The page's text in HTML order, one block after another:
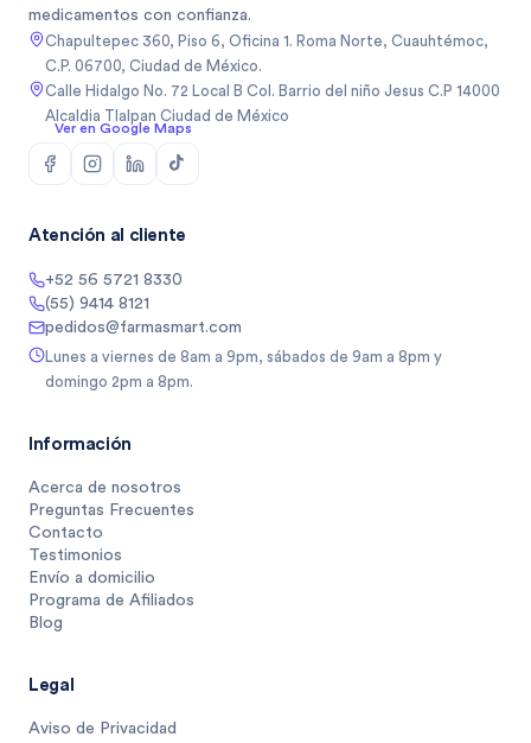
medicamentos con confianza.
Chapultepec 360, Piso 6, Oficina 1. Roma Norte, Cuauhtémoc,
C.P. 06700, Ciudad de México.
Calle Hidalgo No. 72 Local B Col. Barrio del niño Jesus C.P 14000
Alcaldia Tlalpan Ciudad de México
Ver en Google Maps
Atención al cliente
+52 56 5721 8330
(55) 9414 8121
pedidos@farmasmart.com
Lunes a viernes de 8am a 9pm, sábados de 9am a 8pm y
domingo 2pm a 8pm.
Información
Acerca de nosotros
Preguntas Frecuentes
Contacto
Testimonios
Envío a domicilio
Programa de Afiliados
Blog
Legal
Aviso de Privacidad